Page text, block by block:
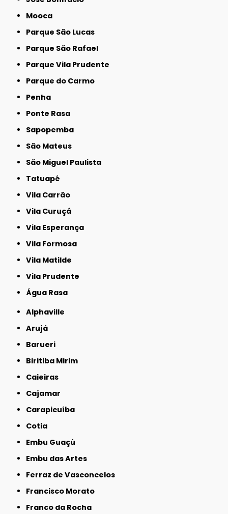
Mooca
Parque São Lucas
Parque São Rafael
Parque Vila Prudente
Parque do Carmo
Penha
Ponte Rasa
Sapopemba
São Mateus
São Miguel Paulista
Tatuapé
Vila Carrão
Vila Curuçá
Vila Esperança
Vila Formosa
Vila Matilde
Vila Prudente
Água Rasa
Alphaville
Arujá
Barueri
Biritiba Mirim
Caieiras
Cajamar
Carapicuíba
Cotia
Embu Guaçú
Embu das Artes
Ferraz de Vasconcelos
Francisco Morato
Franco da Rocha